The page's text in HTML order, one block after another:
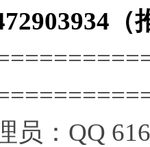
（
员：QQ